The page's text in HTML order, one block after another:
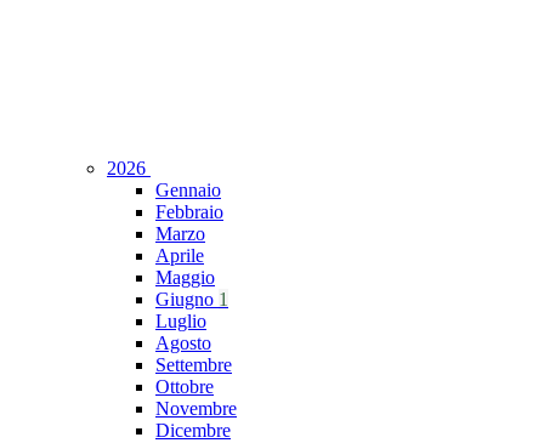
2026
Gennaio
Febbraio
Marzo
Aprile
Maggio
Giugno 1
Luglio
Agosto
Settembre
Ottobre
Novembre
Dicembre